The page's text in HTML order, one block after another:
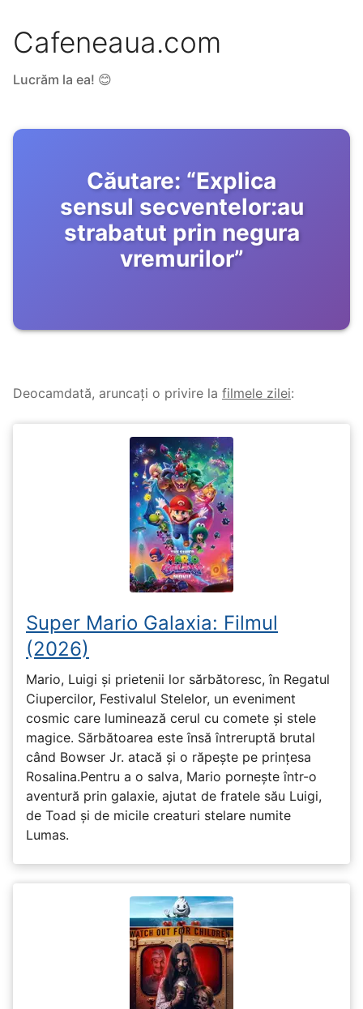
Cafeneaua.com
Lucrăm la ea! 😊
Căutare: “Explica
sensul secventelor:au
strabatut prin negura
vremurilor”
Deocamdată, aruncați o privire la filmele zilei:
Super Mario Galaxia: Filmul
(2026)
Mario, Luigi și prietenii lor sărbătoresc, în Regatul
Ciupercilor, Festivalul Stelelor, un eveniment
cosmic care luminează cerul cu comete și stele
magice. Sărbătoarea este însă întreruptă brutal
când Bowser Jr. atacă și o răpește pe prinţesa
Rosalina.Pentru a o salva, Mario pornește într-o
aventură prin galaxie, ajutat de fratele său Luigi,
de Toad și de micile creaturi stelare numite
Lumas.